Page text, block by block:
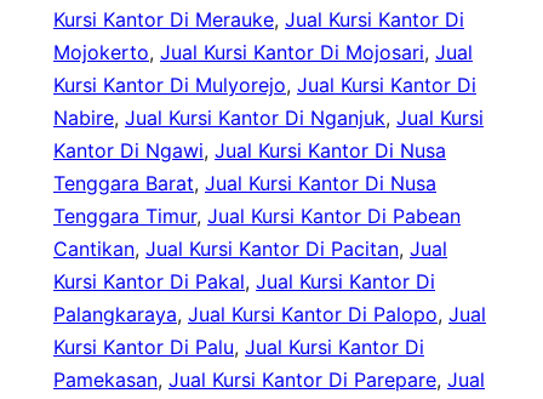
Kursi Kantor Di Merauke, Jual Kursi Kantor Di
Mojokerto, Jual Kursi Kantor Di Mojosari, Jual
Kursi Kantor Di Mulyorejo, Jual Kursi Kantor Di
Nabire, Jual Kursi Kantor Di Nganjuk, Jual Kursi
Kantor Di Ngawi, Jual Kursi Kantor Di Nusa
Tenggara Barat, Jual Kursi Kantor Di Nusa
Tenggara Timur, Jual Kursi Kantor Di Pabean
Cantikan, Jual Kursi Kantor Di Pacitan, Jual
Kursi Kantor Di Pakal, Jual Kursi Kantor Di
Palangkaraya, Jual Kursi Kantor Di Palopo, Jual
Kursi Kantor Di Palu, Jual Kursi Kantor Di
Pamekasan, Jual Kursi Kantor Di Parepare, Jual